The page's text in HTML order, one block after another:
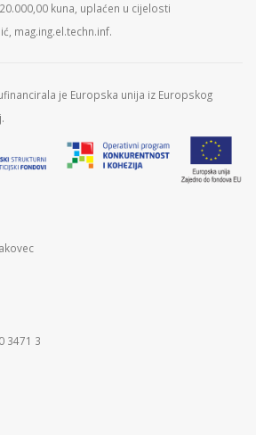
kuna, uplaćen u cijelosti
mag.ing.el.techn.inf.
je Europska unija iz Europskog
3471 3